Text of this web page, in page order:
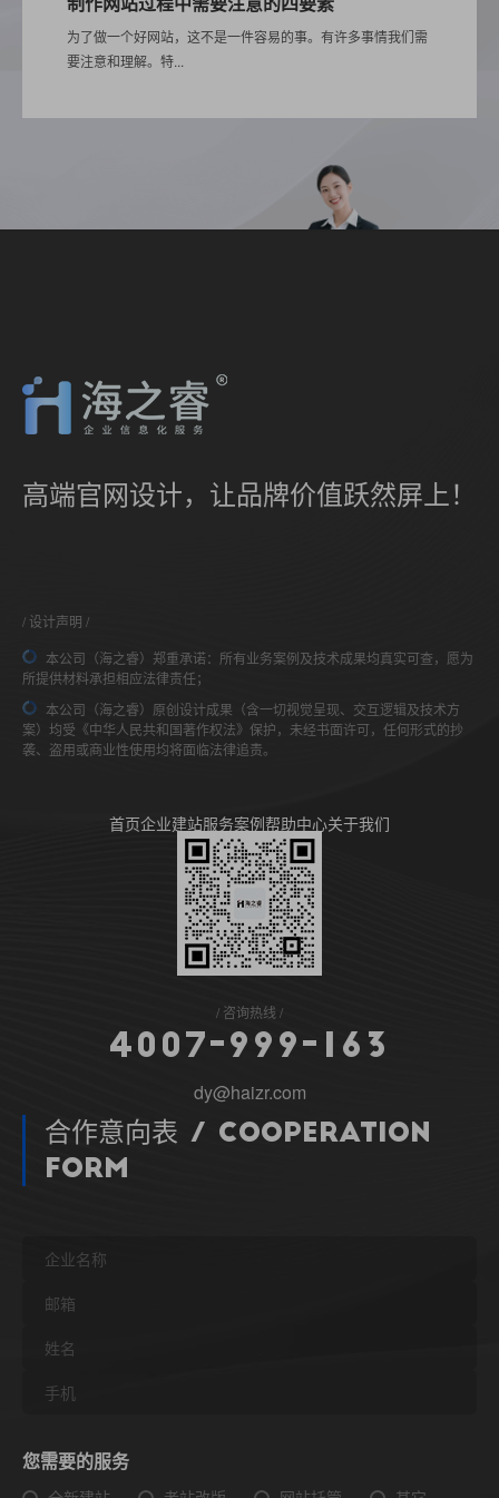
为了做一个好网站，这不是一件容易的事。有许多事情我们需
要注意和理解。特...
高端官网设计，让品牌价值跃然屏上！
设计声明
本公司（海之睿）郑重承诺：所有业务案例及技术成果均真实可查，愿为
所提供材料承担相应法律责任；
本公司（海之睿）原创设计成果（含一切视觉呈现、交互逻辑及技术方
案）均受《中华人民共和国著作权法》保护，未经书面许可，任何形式的抄
袭、盗用或商业性使用均将面临法律追责。
首页企业建站服务案例帮助中心关于我们
咨询热线
4 0 0 7- 9 9 9 - 6 3
dy@haizr.com
合作意向表 / Cooperation
Form
您需要的服务